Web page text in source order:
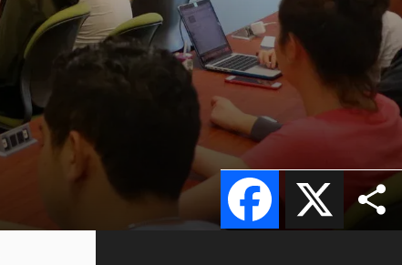
X
Facebook